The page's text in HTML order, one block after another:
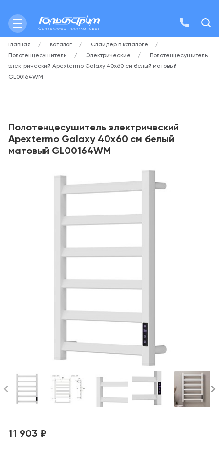
Главная Каталог
Слайдер в каталоге
Полотенцесушители
Электрические
Полотенцесушитель
электрический Apextermo Galaxy 40х60 см белый матовый
GL00164WM
Полотенцесушитель электрический
Apextermo Galaxy 40х60 см белый
матовый GL00164WM
11 903 ₽